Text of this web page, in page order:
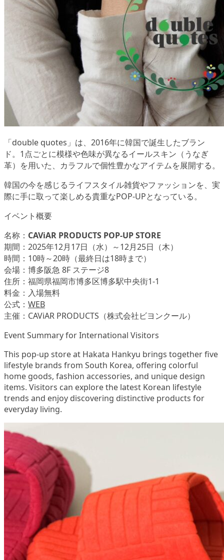
「double quotes」は、2016年に韓国で誕生したブラン
ド。1点ごとに模様や色味が異なるイールスキン（うなぎ
革）を用いた、カラフルで個性豊かなアイテムを展開する。
韓国の今を感じるライフスタイル雑貨やファッションを、実
際に手に取って楽しめる貴重なPOP-UPとなっている。
イベント概要
名称： CAViAR PRODUCTS POP-UP STORE
期間：2025年12月17日（水）～12月25日（木）
時間：10時～20時（最終日は18時まで）
会場：博多阪急 8F ステージ8
住所：福岡県福岡市博多区博多駅中央街1-1
料金：入場無料
公式： WEB
主催：CAViAR PRODUCTS（株式会社ビヨンクール）
Event Summary for International Visitors
This pop-up store at Hakata Hankyu brings together five
lifestyle brands from South Korea, offering colorful
home goods, fashion accessories, and unique design
items. Visitors can explore the latest Korean lifestyle
trends and enjoy discovering distinctive products for
everyday living.